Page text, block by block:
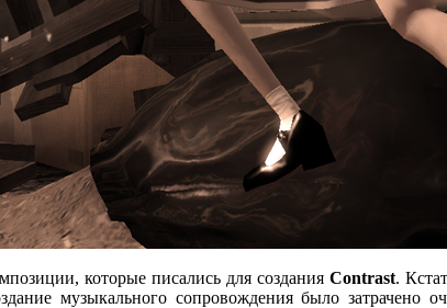
которые писались для созданияContrast.
музыкального сопровождения было затрачено